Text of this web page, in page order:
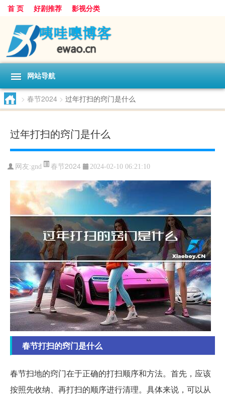
首 页 好剧推荐 影视分类
网站导航
> 春节2024 > 过年打扫的窍门是什么
过年打扫的窍门是什么
网友:gnd 春节2024 2024-02-10 06:21:10
春节打扫的窍门是什么
春节扫地的窍门在于正确的打扫顺序和方法。首先，应该
按照先收纳、再打扫的顺序进行清理。具体来说，可以从